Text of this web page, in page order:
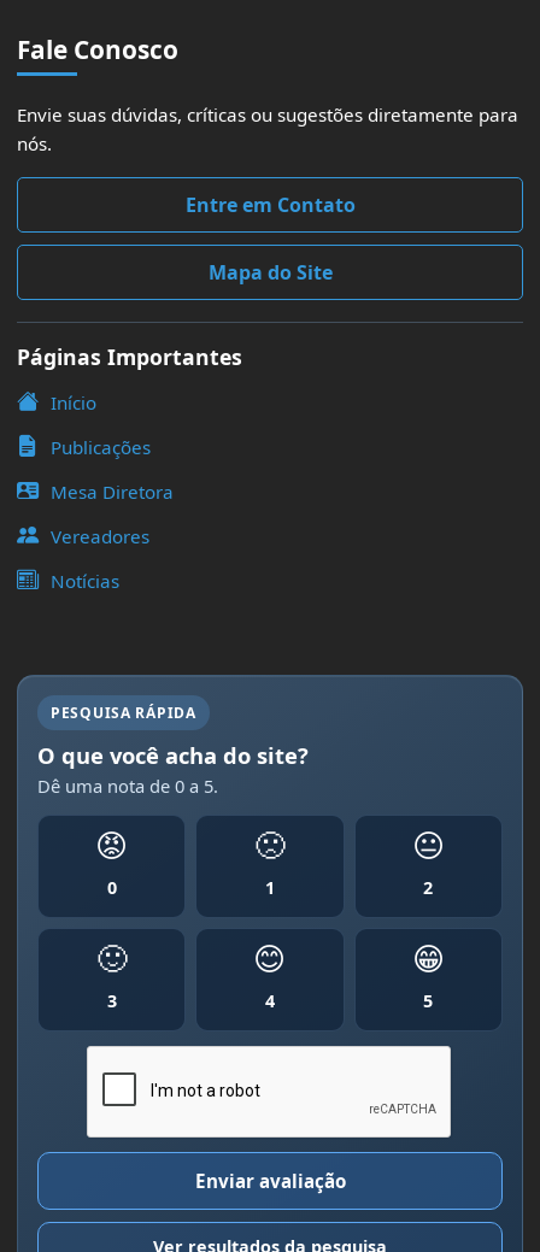
Fale Conosco
Envie suas dúvidas, críticas ou sugestões diretamente para
nós.
Entre em Contato
Mapa do Site
Páginas Importantes
Início
Publicações
Mesa Diretora
Vereadores
Notícias
PESQUISA RÁPIDA
O que você acha do site?
Dê uma nota de 0 a 5.
😡
0
🙁
1
😐
2
🙂
3
😊
4
😁
5
Enviar avaliação
Ver resultados da pesquisa